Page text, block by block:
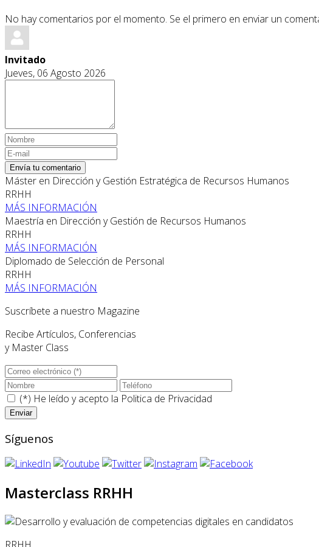
No hay comentarios por el momento. Se el primero en enviar un
Invitado
Jueves, 06 Agosto 2026
Envía tu comentario
Máster en Dirección y Gestión Estratégica de Recursos Humanos
RRHH
MÁS INFORMACIÓN
Maestría en Dirección y Gestión de Recursos Humanos
RRHH
MÁS INFORMACIÓN
Diplomado de Selección de Personal
RRHH
MÁS INFORMACIÓN
Suscríbete a nuestro Magazine
Recibe Artículos, Conferencias
y Master Class
(*) He leído y acepto la Politica de Privacidad
Síguenos
Masterclass RRHH